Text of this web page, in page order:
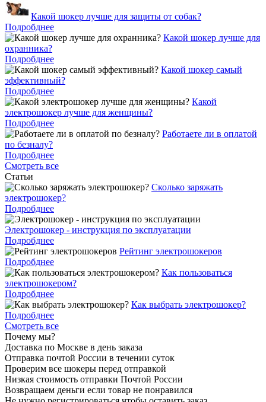
Какой шокер лучше для защиты от собак?
Подробднее
Какой шокер лучше для
охранника?
Подробднее
Какой шокер самый
эффективный?
Подробднее
Какой
электрошокер лучше для женщины?
Подробднее
Работаете ли в оплатой
по безналу?
Подробднее
Смотреть все
Статьи
Cколько заряжать
электрошокер?
Подробднее
Электрошокер - инструкция по эксплуатации
Подробднее
Рейтинг электрошокеров
Подробднее
Как пользоваться
электрошокером?
Подробднее
Как выбрать электрошокер?
Подробднее
Смотреть все
Почему мы?
Доставка по Москве в день заказа
Отправка почтой России в течении суток
Проверим все шокеры перед отправкой
Низкая стоимость отправки Почтой России
Возвращаем деньги если товар не понравился